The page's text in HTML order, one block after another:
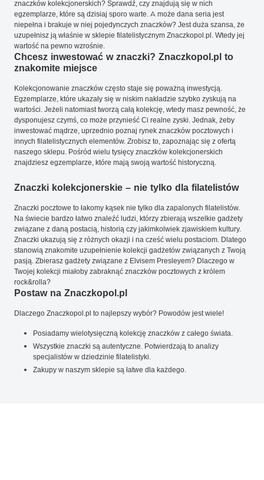
znaczków kolekcjonerskich? Sprawdź, czy znajdują się w nich
egzemplarze, które są dzisiaj sporo warte. A może dana seria jest
niepełna i brakuje w niej pojedynczych znaczków? Jest duża szansa, że
uzupełnisz ją właśnie w sklepie filatelistycznym Znaczkopol.pl. Wtedy jej
wartość na pewno wzrośnie.
Chcesz inwestować w znaczki? Znaczkopol.pl to
znakomite miejsce
Kolekcjonowanie znaczków często staje się poważną inwestycją.
Egzemplarze, które ukazały się w niskim nakładzie szybko zyskują na
wartości. Jeżeli natomiast tworzą całą kolekcję, wtedy masz pewność, że
dysponujesz czymś, co może przynieść Ci realne zyski. Jednak, żeby
inwestować mądrze, uprzednio poznaj rynek znaczków pocztowych i
innych filatelistycznych elementów. Zrobisz to, zapoznając się z ofertą
naszego sklepu. Pośród wielu tysięcy znaczków kolekcjonerskich
znajdziesz egzemplarze, które mają swoją wartość historyczną.
Znaczki kolekcjonerskie – nie tylko dla filatelistów
Znaczki pocztowe to łakomy kąsek nie tylko dla zapalonych filatelistów.
Na świecie bardzo łatwo znaleźć ludzi, którzy zbierają wszelkie gadżety
związane z daną postacią, historią czy jakimkolwiek zjawiskiem kultury.
Znaczki ukazują się z różnych okazji i na cześć wielu postaciom. Dlatego
stanowią znakomite uzupełnienie kolekcji gadżetów związanych z Twoją
pasją. Zbierasz gadżety związane z Elvisem Presleyem? Dlaczego w
Twojej kolekcji miałoby zabraknąć znaczków pocztowych z królem
rock&rolla?
Postaw na Znaczkopol.pl
Dlaczego Znaczkopol.pl to najlepszy wybór? Powodów jest wiele!
Posiadamy wielotysięczną kolekcję znaczków z całego świata.
Wszystkie znaczki są autentyczne. Potwierdzają to analizy
specjalistów w dziedzinie filatelistyki.
Zakupy w naszym sklepie są łatwe dla każdego.